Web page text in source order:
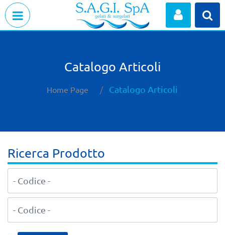
Catalogo Articoli
Home Page Catalogo Articoli
Ricerca Prodotto